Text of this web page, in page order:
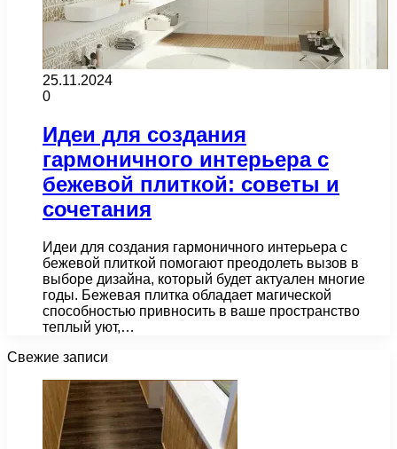
25.11.2024
0
Идеи для создания
гармоничного интерьера с
бежевой плиткой: советы и
сочетания
Идеи для создания гармоничного интерьера с
бежевой плиткой помогают преодолеть вызов в
выборе дизайна, который будет актуален многие
годы. Бежевая плитка обладает магической
способностью привносить в ваше пространство
теплый уют,…
Свежие записи